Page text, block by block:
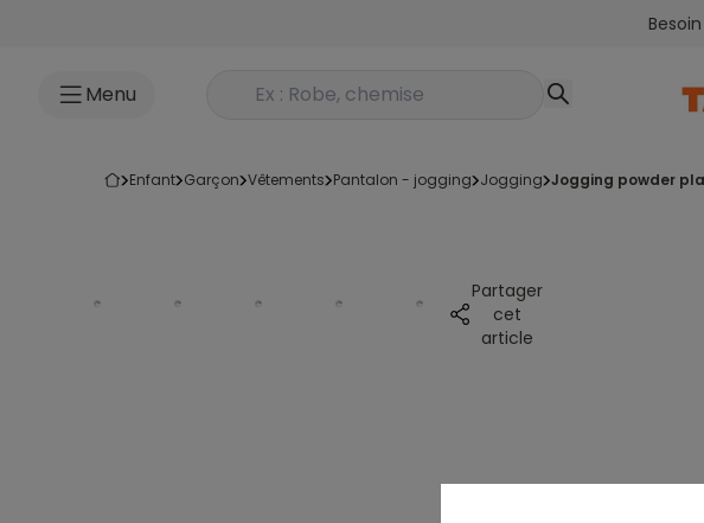
Menu Rechercher un produit
enfant garçon vêtements pantalon - jogging jogging jogging powder
Partager
cet
article